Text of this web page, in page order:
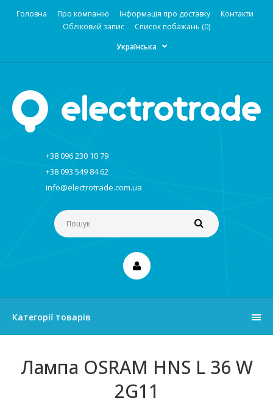
Головна Про компанію Інформація про доставку
Контакти
Обліковий запис
Список побажань (0)
Українська
+38 096 230 10 79
+38 093 549 84 62
info@electrotrade.com.ua
Категорії товарів
Лампа OSRAM HNS L 36 W
2G11